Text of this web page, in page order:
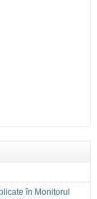
în Monitorul